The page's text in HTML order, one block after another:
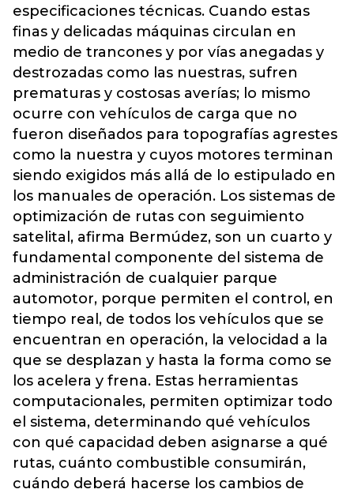
especificaciones técnicas. Cuando estas
finas y delicadas máquinas circulan en
medio de trancones y por vías anegadas y
destrozadas como las nuestras, sufren
prematuras y costosas averías; lo mismo
ocurre con vehículos de carga que no
fueron diseñados para topografías agrestes
como la nuestra y cuyos motores terminan
siendo exigidos más allá de lo estipulado en
los manuales de operación. Los sistemas de
optimización de rutas con seguimiento
satelital, afirma Bermúdez, son un cuarto y
fundamental componente del sistema de
administración de cualquier parque
automotor, porque permiten el control, en
tiempo real, de todos los vehículos que se
encuentran en operación, la velocidad a la
que se desplazan y hasta la forma como se
los acelera y frena. Estas herramientas
computacionales, permiten optimizar todo
el sistema, determinando qué vehículos
con qué capacidad deben asignarse a qué
rutas, cuánto combustible consumirán,
cuándo deberá hacerse los cambios de